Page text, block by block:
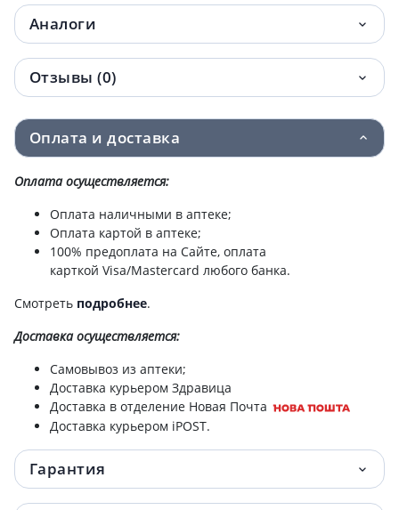
Аналоги
Отзывы (0)
Оплата и доставка
Оплата осуществляется:
Оплата наличными в аптеке;
Оплата картой в аптеке;
100% предоплата на Сайте, оплата
карткой Visa/Mastercard любого банка.
Смотреть подробнее.
Доставкаосуществляется:
Самовывоз из аптеки;
Доставка курьером Здравица
Доставка в отделение Новая Почта
Доставка курьером iPOST.
Гарантия